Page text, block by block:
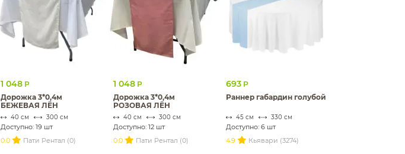
1 048 Р
Дорожка 3*0,4м
БЕЖЕВАЯ ЛЁН
40 см 300 см
Доступно: 19 шт
0.0
Пати Рентал (0)
1 048 Р
Дорожка 3*0,4м
РОЗОВАЯ ЛЁН
40 см 300 см
Доступно: 12 шт
0.0
Пати Рентал (0)
693 Р
Раннер габардин голубой
45 см 330 см
Доступно: 6 шт
4.9
Кьявари (3274)